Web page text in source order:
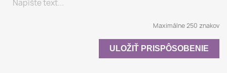
Maximálne 250 znakov
ULOŽIŤ PRISPÔSOBENIE